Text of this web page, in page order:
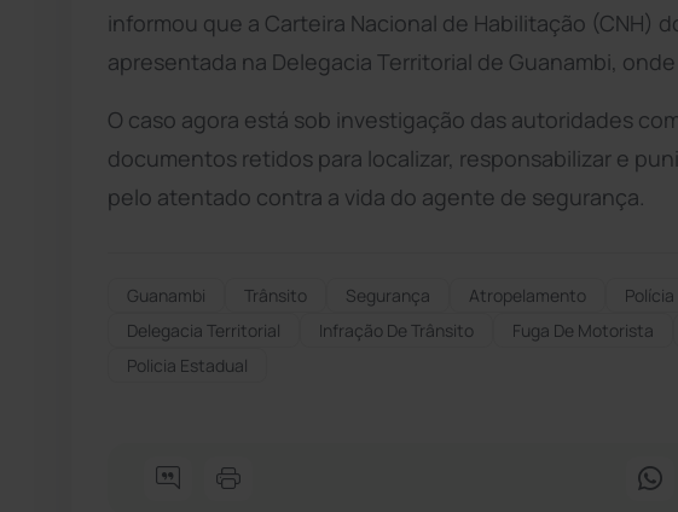
informou que a Carteira Nacional de Habilitação (CNH)
apresentada na Delegacia Territorial de Guanambi,
O caso agora está sob investigação das autoridades
documentos retidos para localizar, responsabilizar e
pelo atentado contra a vida do agente de segurança.
Guanambi Trânsito Segurança Atropelamento
Delegacia Territorial
Infração De Trânsito Fuga De Motorista
Policia Estadual